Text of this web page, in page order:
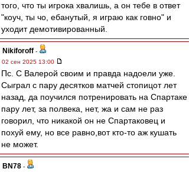
того, что ты игрока хвалишь, а он тебе в ответ
"коуч, ты чо, ебанутый, я играю как говно" и
уходит демотивированный.
Nikiforoff -
02 сен 2025 13:00
Пс. С Валерой своим и правда надоели уже.
Сыграл с пару десятков матчей стопицот лет
назад, да поучился потренировать на Спартаке
пару лет, за полвека, нет, жа и сам не раз
говорил, что никакой он не Спартаковец и
похуй ему, но все равно,вот кто-то аж кушать
не может.
BN78 -